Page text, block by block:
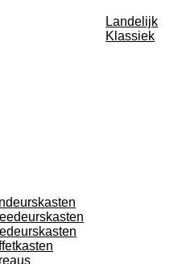
Landelijk
Klassiek